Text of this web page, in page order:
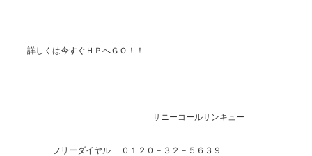
詳しくは今すぐＨＰへＧＯ！！
サニーコールサンキュー
フリーダイヤル ０１２０－３２－５６３９